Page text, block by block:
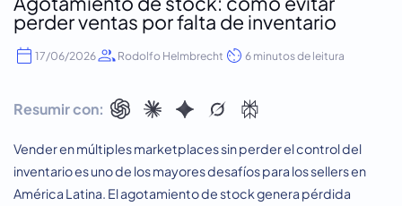
perder ventas por falta de inventario
17/06/2026 Rodolfo Helmbrecht 6 minutos de leitura
Resumir con:
Vender en múltiples marketplaces sin perder el control del
inventario es uno de los mayores desafíos para los sellers en
América Latina. El agotamiento de stock genera pérdida